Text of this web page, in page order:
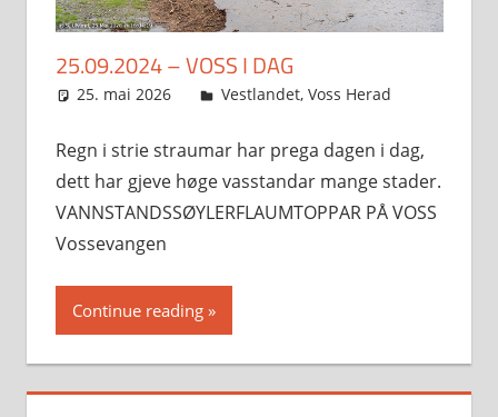
25.09.2024 – VOSS I DAG
25. mai 2026 Svein
Vestlandet, Voss Herad
Regn i strie straumar har prega dagen i dag,
dett har gjeve høge vasstandar mange stader.
VANNSTANDSSØYLERFLAUMTOPPAR PÅ VOSS
Vossevangen
Continue reading